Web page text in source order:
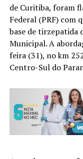
de Curitiba, foram
Federal (PRF) com
base de tirzepatida
Municipal. A
feira (31), no km
Centro-Sul do